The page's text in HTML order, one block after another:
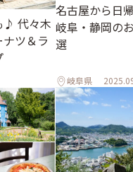
♪ 代々木
ツ＆ラ
名古屋から日
岐阜・静岡の
選
岐阜県